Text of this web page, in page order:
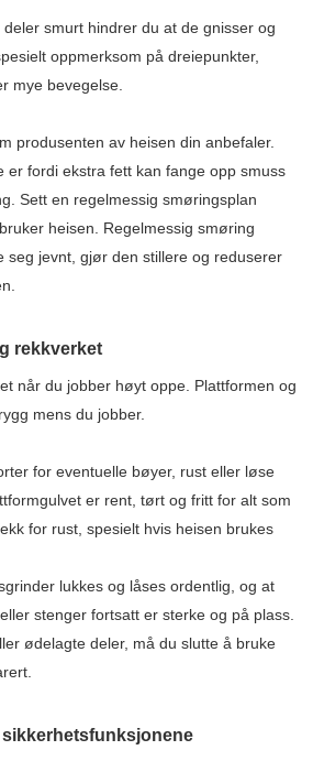
smurt hindrer du at de gnisser og
oppmerksom på dreiepunkter,
mye bevegelse.
produsenten av heisen din anbefaler.
er fordi ekstra fett kan fange opp smuss
Sett en regelmessig smøringsplan
heisen. Regelmessig smøring
seg jevnt, gjør den stillere og reduserer
rekkverket
når du jobber høyt oppe. Plattformen og
mens du jobber.
for eventuelle bøyer, rust eller løse
er rent, tørt og fritt for alt som
for rust, spesielt hvis heisen brukes
lukkes og låses ordentlig, og at
stenger fortsatt er sterke og på plass.
ødelagte deler, må du slutte å bruke